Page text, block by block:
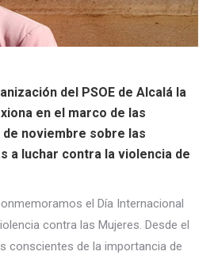
del PSOE de Alcalá la
en el marco de las
noviembre sobre las
a luchar contra la violencia de
el Día Internacional
contra las Mujeres. Desde el
conscientes de la importancia de